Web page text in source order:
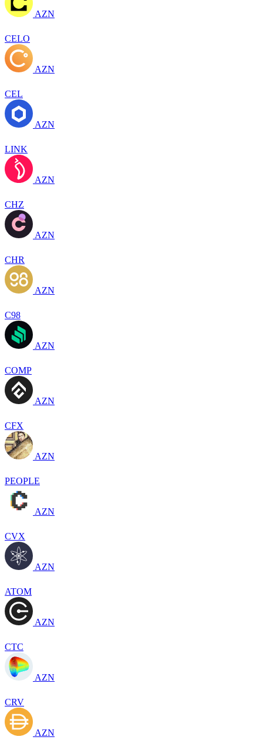
AZN
CELO
AZN
CEL
AZN
LINK
AZN
CHZ
AZN
CHR
AZN
C98
AZN
COMP
AZN
CFX
AZN
PEOPLE
AZN
CVX
AZN
ATOM
AZN
CTC
AZN
CRV
AZN